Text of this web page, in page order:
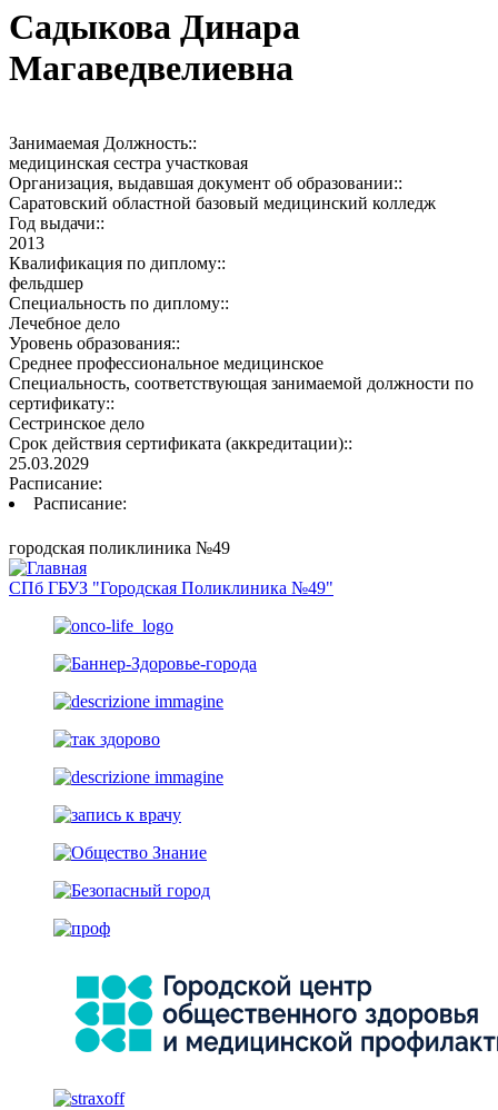
Садыкова Динара
Магаведвелиевна
Занимаемая Должность::
медицинская сестра участковая
Организация, выдавшая документ об образовании::
Саратовский областной базовый медицинский колледж
Год выдачи::
2013
Квалификация по диплому::
фельдшер
Специальность по диплому::
Лечебное дело
Уровень образования::
Среднее профессиональное медицинское
Специальность, соответствующая занимаемой должности по
сертификату::
Сестринское дело
Срок действия сертификата (аккредитации)::
25.03.2029
Расписание:
Расписание:
городская поликлиника №49
СПб ГБУЗ "Городская Поликлиника №49"